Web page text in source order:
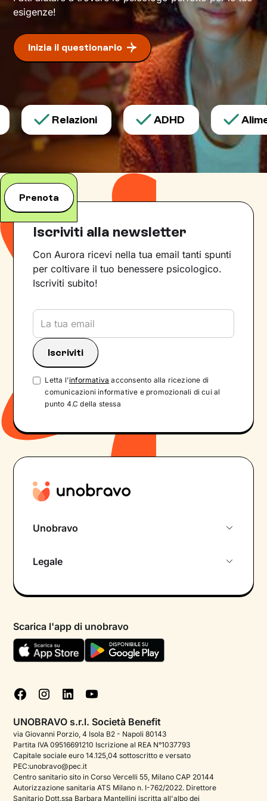
esigenze!
Inizia il questionario
Relazioni ADHD
Prenota
Iscriviti alla newsletter
Con Aurora ricevi nella tua email tanti spunti
per coltivare il tuo benessere psicologico.
Iscriviti subito!
Letta l'informativa acconsento alla ricezione di
comunicazioni informative e promozionali di cui al
punto 4.C della stessa
Unobravo
Psicologo in chat
Aiuto urgente
FAQ
Podcast di psicologia
Corporate
Psicologo italiano all'estero
Approfondimenti sulla salute mentale
Legale
Termini e condizioni
Informativa Privacy
Cookie policy
Gestisci cookie
Scarica l'app di unobravo
UNOBRAVO s.r.l. Società Benefit
via Giovanni Porzio, 4 Isola B2 - Napoli 80143
Partita IVA 09516691210 Iscrizione al REA N°1037793
Capitale sociale euro 14.125,04 sottoscritto e versato
PEC:unobravo@pec.it
Centro sanitario sito in Corso Vercelli 55, Milano CAP 20144
Autorizzazione sanitaria ATS Milano n. I-762/2022. Direttore
Sanitario Dott.ssa Barbara Mantellini iscritta all'albo dei